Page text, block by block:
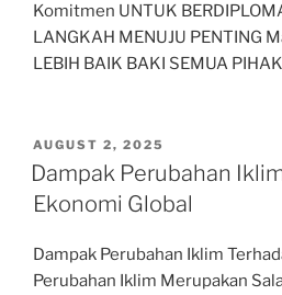
Komitmen UNTUK
LANGKAH MENUJU PENTING
LEBIH BAIK BAKI SEMUA
POSTED
ON
AUGUST 2, 2025
Dampak Perubahan
Ekonomi Global
Dampak Perubahan Iklim
Perubahan Iklim Merupakan